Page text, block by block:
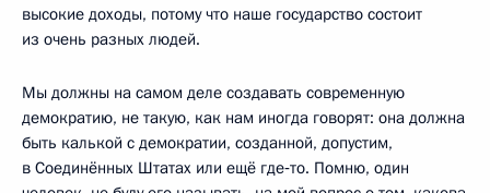
высокие доходы, потому что наше государство состоит
из очень разных людей.
Мы должны на самом деле создавать современную
демократию, не такую, как нам иногда говорят: она должна
быть калькой с демократии, созданной, допустим,
в Соединённых Штатах или ещё где‑то. Помню, один